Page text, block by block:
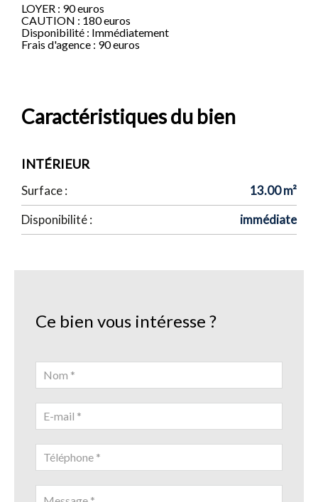
LOYER : 90 euros
CAUTION : 180 euros
Disponibilité : Immédiatement
Frais d'agence : 90 euros
Caractéristiques du bien
INTÉRIEUR
Surface :
13.00 m²
Disponibilité :
immédiate
Ce bien vous intéresse ?